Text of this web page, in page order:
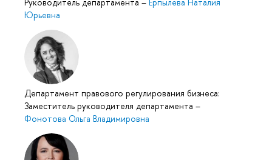
Юрьевна
Департамент правового регулирования бизнеса:
Заместитель руководителя департамента –
Фонотова Ольга Владимировна